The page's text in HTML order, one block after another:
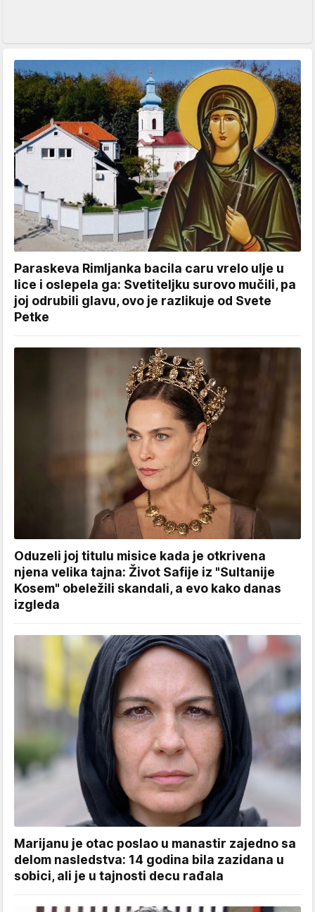
Paraskeva Rimljanka bacila caru vrelo ulje u
lice i oslepela ga: Svetiteljku surovo mučili, pa
joj odrubili glavu, ovo je razlikuje od Svete
Petke
Oduzeli joj titulu misice kada je otkrivena
njena velika tajna: Život Safije iz "Sultanije
Kosem" obeležili skandali, a evo kako danas
izgleda
Marijanu je otac poslao u manastir zajedno sa
delom nasledstva: 14 godina bila zazidana u
sobici, ali je u tajnosti decu rađala